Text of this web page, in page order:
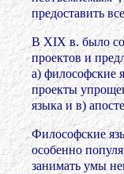
предоставить
В XIX в. было
проектов и
а) философские
проекты
языка и в)
Философские
особенно
занимать умы